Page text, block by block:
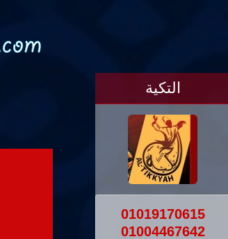
التكية
01019170615
01004467642